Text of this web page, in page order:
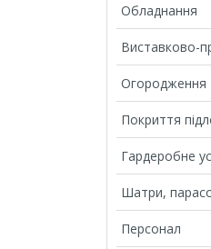
Обладнання
Виставково-
Огородження
Покриття
Гардеробне
Шатри,
Персонал